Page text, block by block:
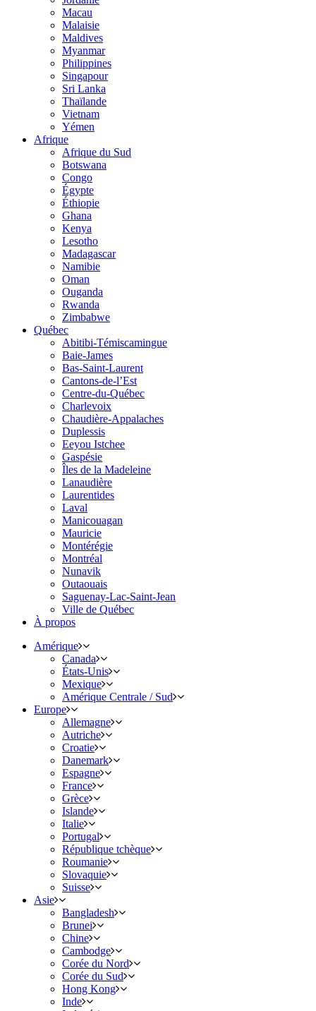
Macau
Malaisie
Maldives
Myanmar
Philippines
Singapour
Sri Lanka
Thaïlande
Vietnam
Yémen
Afrique
Afrique du Sud
Botswana
Congo
Égypte
Éthiopie
Ghana
Kenya
Lesotho
Madagascar
Namibie
Oman
Ouganda
Rwanda
Zimbabwe
Québec
Abitibi-Témiscamingue
Baie-James
Bas-Saint-Laurent
Cantons-de-l’Est
Centre-du-Québec
Charlevoix
Chaudière-Appalaches
Duplessis
Eeyou Istchee
Gaspésie
Îles de la Madeleine
Lanaudière
Laurentides
Laval
Manicouagan
Mauricie
Montérégie
Montréal
Nunavik
Outaouais
Saguenay-Lac-Saint-Jean
Ville de Québec
À propos
Amérique
Canada
États-Unis
Mexique
Amérique Centrale / Sud
Europe
Allemagne
Autriche
Croatie
Danemark
Espagne
France
Grèce
Islande
Italie
Portugal
République tchèque
Roumanie
Slovaquie
Suisse
Asie
Bangladesh
Brunei
Chine
Cambodge
Corée du Nord
Corée du Sud
Hong Kong
Inde